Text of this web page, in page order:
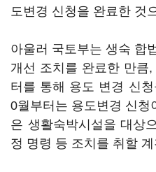
도변경 신청을 완료한 것
아울러 국토부는 생숙 합
개선 조치를 완료한 만큼
터를 통해 용도 변경 신
0월부터는 용도변경 신
은 생활숙박시설을 대상
정 명령 등 조치를 취할